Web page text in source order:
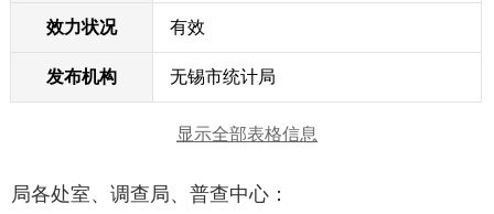
效力状况 有效
发布机构 无锡市统计局
显示全部表格信息
局各处室、调查局、普查中心：